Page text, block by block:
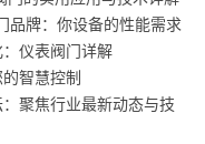
品牌：你设备的性能需求
仪表阀门详解
智慧控制
聚焦行业最新动态与技